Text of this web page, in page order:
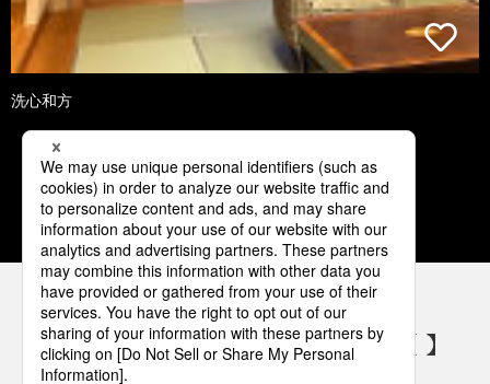
洗心和方
1 2 3 4 5
パナソニックの電気設備 SNSアカウント